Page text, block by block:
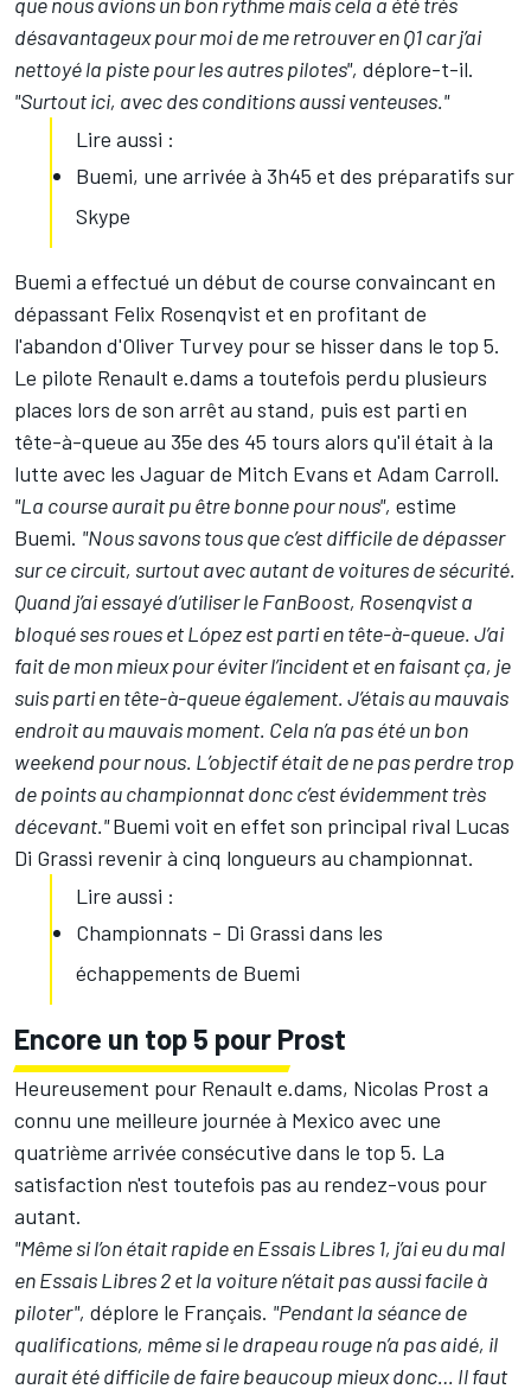
désavantageux pour moi de me retrouver en Q1 car j’ai
nettoyé la piste pour les autres pilotes", déplore-t-il.
"Surtout ici, avec des conditions aussi venteuses."
Lire aussi :
Buemi, une arrivée à 3h45 et des préparatifs sur
Skype
Buemi a effectué un début de course convaincant en
dépassant Felix Rosenqvist et en profitant de
l'abandon d'Oliver Turvey pour se hisser dans le top 5.
Le pilote Renault e.dams a toutefois perdu plusieurs
places lors de son arrêt au stand, puis est parti en
tête-à-queue au 35e des 45 tours alors qu'il était à la
lutte avec les Jaguar de Mitch Evans et Adam Carroll.
"La course aurait pu être bonne pour nous", estime
Buemi. "Nous savons tous que c’est difficile de dépasser
sur ce circuit, surtout avec autant de voitures de sécurité.
Quand j’ai essayé d’utiliser le FanBoost, Rosenqvist a
bloqué ses roues et López est parti en tête-à-queue. J’ai
fait de mon mieux pour éviter l’incident et en faisant ça, je
suis parti en tête-à-queue également. J’étais au mauvais
endroit au mauvais moment. Cela n’a pas été un bon
weekend pour nous. L’objectif était de ne pas perdre trop
de points au championnat donc c’est évidemment très
décevant."Buemi voit en effet son principal rival Lucas
Di Grassi revenir à cinq longueurs au championnat.
Lire aussi :
Championnats - Di Grassi dans les
échappements de Buemi
Encore un top 5 pour Prost
Heureusement pour Renault e.dams, Nicolas Prost a
connu une meilleure journée à Mexico avec une
quatrième arrivée consécutive dans le top 5. La
satisfaction n'est toutefois pas au rendez-vous pour
autant.
"Même si l’on était rapide en Essais Libres 1, j’ai eu du mal
en Essais Libres 2 et la voiture n’était pas aussi facile à
piloter", déplore le Français. "Pendant la séance de
qualifications, même si le drapeau rouge n’a pas aidé, il
aurait été difficile de faire beaucoup mieux donc… Il faut